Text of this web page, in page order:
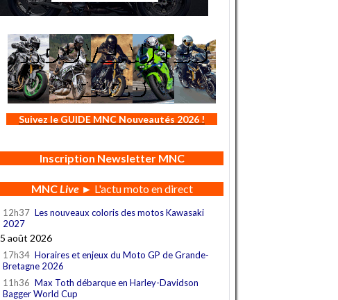
Suivez le GUIDE MNC Nouveautés 2026 !
Inscription Newsletter MNC
MNCLive► L'actu moto en direct
12h37 Les nouveaux coloris des motos Kawasaki
2027
5 août 2026
17h34 Horaires et enjeux du Moto GP de Grande-
Bretagne 2026
11h36 Max Toth débarque en Harley-Davidson
Bagger World Cup